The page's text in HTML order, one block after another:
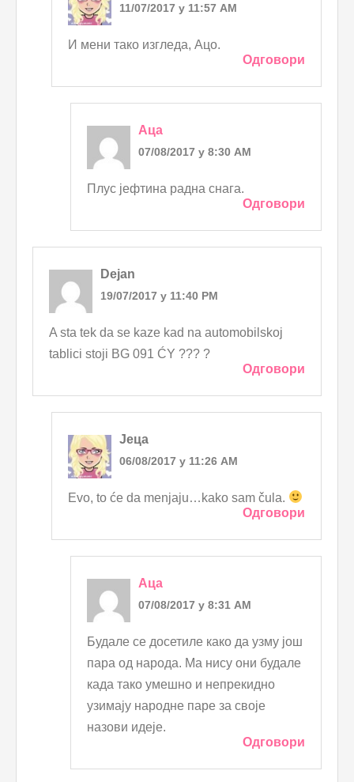
11/07/2017 у 11:57 AM
И мени тако изгледа, Ацо.
Одговори
Аца
07/08/2017 у 8:30 AM
Плус јефтина радна снага.
Одговори
Dejan
19/07/2017 у 11:40 PM
A sta tek da se kaze kad na automobilskoj
tablici stoji BG 091 ĆY ??? ?
Одговори
Јеца
06/08/2017 у 11:26 AM
Evo, to će da menjaju…kako sam čula.
Одговори
Аца
07/08/2017 у 8:31 AM
Будале се досетиле како да узму још
пара од народа. Ма нису они будале
када тако умешно и непрекидно
узимају народне паре за своје
назови идеје.
Одговори